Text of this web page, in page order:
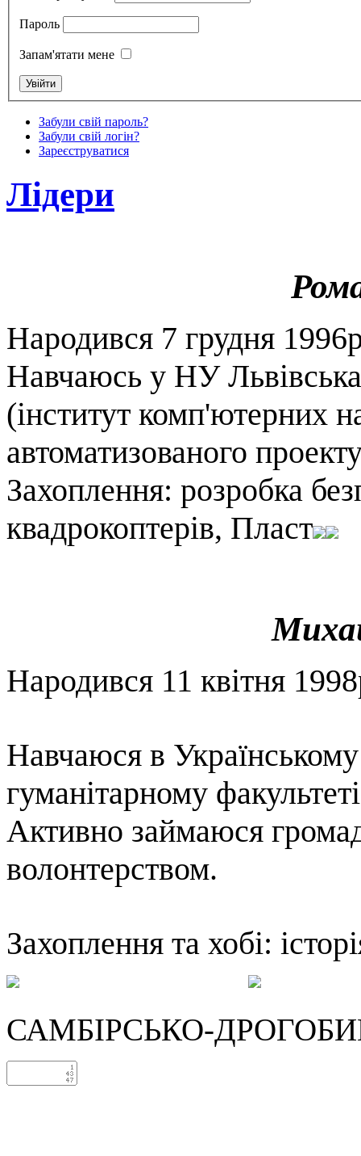
Пароль
Запам'ятати мене
Забули свій пароль?
Забули свій логін?
Зареєструватися
Лідери
Народився 7 грудня
Навчаюсь у НУ Львівська
(інститут комп'ютерних
автоматизованого
Захоплення: розробка
квадрокоптерів, Пласт
Народився 11 квітня
Навчаюся в
гуманітарному
Активно займаюся
волонтерством.
Захоплення та хобі:
САМБІРСЬКО-